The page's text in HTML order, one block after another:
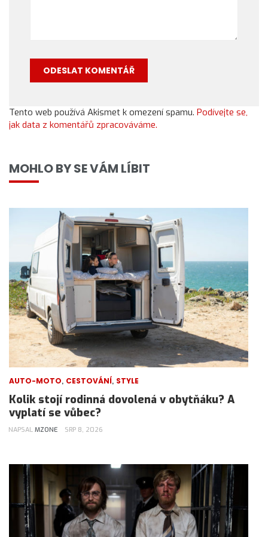
Tento web používá Akismet k omezení spamu. Podívejte se,
jak data z komentářů zpracováváme.
MOHLO BY SE VÁM LÍBIT
AUTO-MOTO, CESTOVÁNÍ, STYLE
Kolik stojí rodinná dovolená v obytňáku? A
vyplatí se vůbec?
NAPSAL MZONE SRP 8, 2026